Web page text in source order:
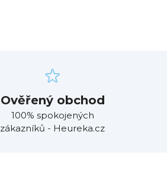
Ověřený obchod
100% spokojených
zákazníků - Heureka.cz